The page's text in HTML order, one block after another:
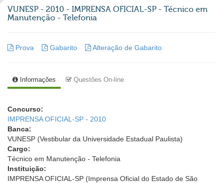
VUNESP - 2010 - IMPRENSA OFICIAL-SP - Técnico em
Manutenção - Telefonia
Prova Gabarito Alteração de Gabarito
Informações Questões On-line
Concurso:
IMPRENSA OFICIAL-SP - 2010
Banca:
VUNESP (Vestibular da Universidade Estadual Paulista)
Cargo:
Técnico em Manutenção - Telefonia
Instituição:
IMPRENSA OFICIAL-SP (Imprensa Oficial do Estado de São